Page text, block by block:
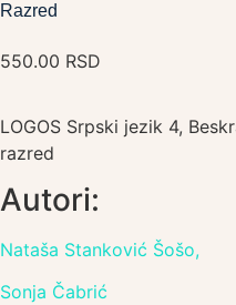
Razred
550.00 RSD
LOGOS Srpski jezik 4,
razred
Autori:
Nataša Stanković Šošo,
Sonja Čabrić